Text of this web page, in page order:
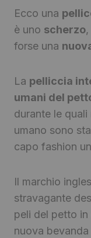
Ecco una
è uno scherzo
forse una
La pelliccia
umani del
durante le
umano sono
capo fashion
Il marchio
stravagante
peli del petto
nuova